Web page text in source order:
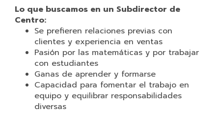
Lo que buscamos en un Subdirector de
Centro:
Se prefieren relaciones previas con
clientes y experiencia en ventas
Pasión por las matemáticas y por trabajar
con estudiantes
Ganas de aprender y formarse
Capacidad para fomentar el trabajo en
equipo y equilibrar responsabilidades
diversas